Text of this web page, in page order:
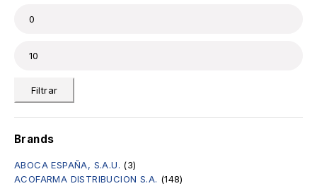
Filtrar
Brands
ABOCA ESPAÑA, S.A.U. (3)
ACOFARMA DISTRIBUCION S.A. (148)